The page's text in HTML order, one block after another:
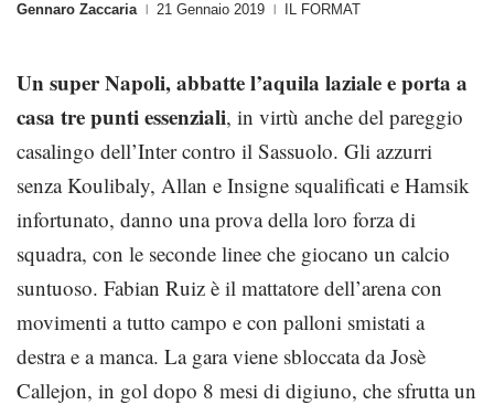
Gennaro Zaccaria 21 Gennaio 2019 IL FORMAT
Un super Napoli, abbatte l’aquila laziale e porta a
casa tre punti essenziali, in virtù anche del pareggio
casalingo dell’Inter contro il Sassuolo. Gli azzurri
senza Koulibaly, Allan e Insigne squalificati e Hamsik
infortunato, danno una prova della loro forza di
squadra, con le seconde linee che giocano un calcio
suntuoso. Fabian Ruiz è il mattatore dell’arena con
movimenti a tutto campo e con palloni smistati a
destra e a manca. La gara viene sbloccata da Josè
Callejon, in gol dopo 8 mesi di digiuno, che sfrutta un